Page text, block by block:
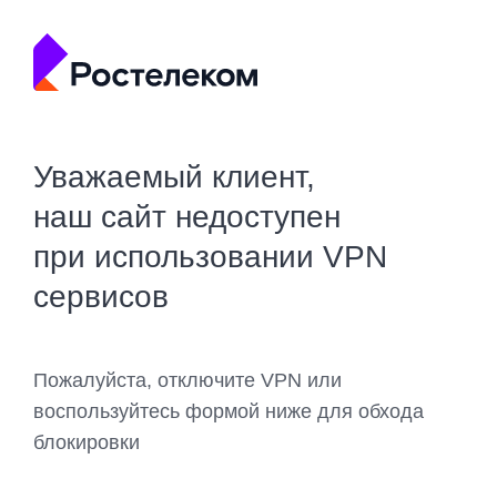
Уважаемый клиент,
наш сайт недоступен
при использовании VPN
сервисов
Пожалуйста, отключите VPN или
воспользуйтесь формой ниже для обхода
блокировки